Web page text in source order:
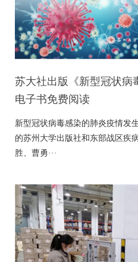
苏大社出版《新型冠状病
电子书免费阅读
新型冠状病毒感染的肺炎疫情发
的苏州大学出版社和东部战区疾
胜、曹勇···